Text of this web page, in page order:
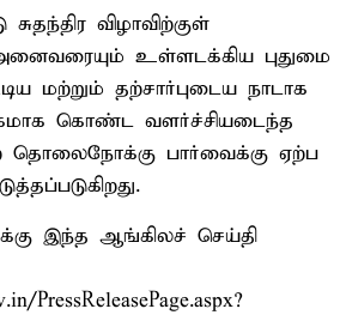
விழாவிற்குள்
உள்ளடக்கிய புதுமை
மற்றும் தற்சார்புடைய நாடாக
கொண்ட வளர்ச்சியடைந்த
தொலைநோக்கு பார்வைக்கு ஏற்ப
இந்த ஆங்கிலச் செய்தி
PressReleasePage.aspx?